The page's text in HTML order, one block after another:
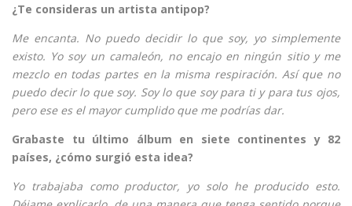
¿Te consideras un artista antipop?
Me encanta. No puedo decidir lo que soy, yo simplemente
existo. Yo soy un camaleón, no encajo en ningún sitio y me
mezclo en todas partes en la misma respiración. Así que no
puedo decir lo que soy. Soy lo que soy para ti y para tus ojos,
pero ese es el mayor cumplido que me podrías dar.
Grabaste tu último álbum en siete continentes y 82
países, ¿cómo surgió esta idea?
Yo trabajaba como productor, yo solo he producido esto.